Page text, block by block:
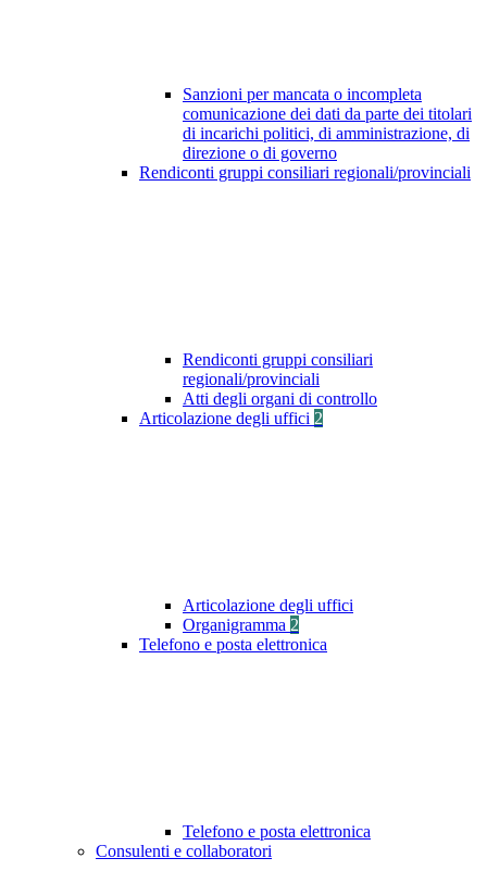
Sanzioni per mancata o incompleta
comunicazione dei dati da parte dei titolari
di incarichi politici, di amministrazione, di
direzione o di governo
Rendiconti gruppi consiliari regionali/provinciali
Rendiconti gruppi consiliari
regionali/provinciali
Atti degli organi di controllo
Articolazione degli uffici 2
Articolazione degli uffici
Organigramma 2
Telefono e posta elettronica
Telefono e posta elettronica
Consulenti e collaboratori